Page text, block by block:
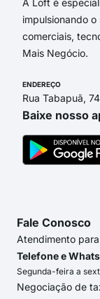
A Loft é
impulsionando
comerciais,
Mais Negócio.
ENDEREÇO
Rua Tabapuã,
Baixe nosso
Fale Conosco
Atendimento
Telefone e
Segunda-feira a
Negociação de